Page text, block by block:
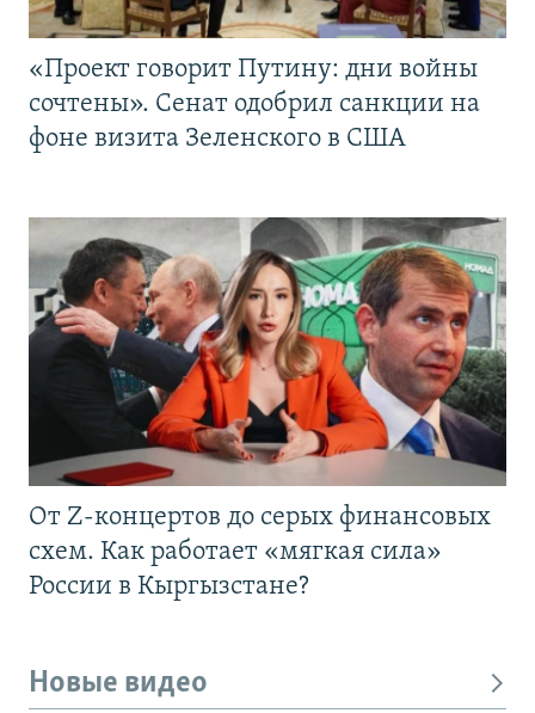
«Проект говорит Путину: дни войны
сочтены». Сенат одобрил санкции на
фоне визита Зеленского в США
От Z-концертов до серых финансовых
схем. Как работает «мягкая сила»
России в Кыргызстане?
Новые видео